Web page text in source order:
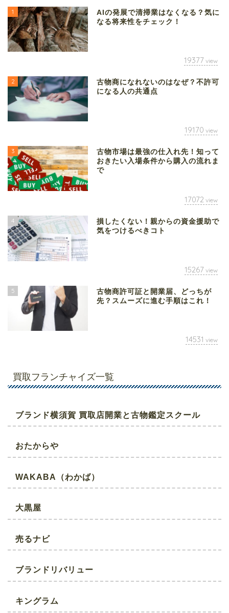
1
AIの発展で清掃業はなくなる？気に
なる将来性をチェック！
19377 view
2
古物商になれないのはなぜ？不許可
になる人の共通点
19170 view
3
古物市場は最強の仕入れ先！知って
おきたい入場条件から購入の流れま
で
17072 view
4
損したくない！親からの資金援助で
気をつけるべきコト
15267 view
5
古物商許可証と開業届、どっちが
先？スムーズに進む手順はこれ！
14531 view
買取フランチャイズ一覧
キングラム
ブランドリバリュー
売るナビ
大黒屋
WAKABA（わかば）
おたからや
ブランド横須賀 買取店開業と古物鑑定スクール